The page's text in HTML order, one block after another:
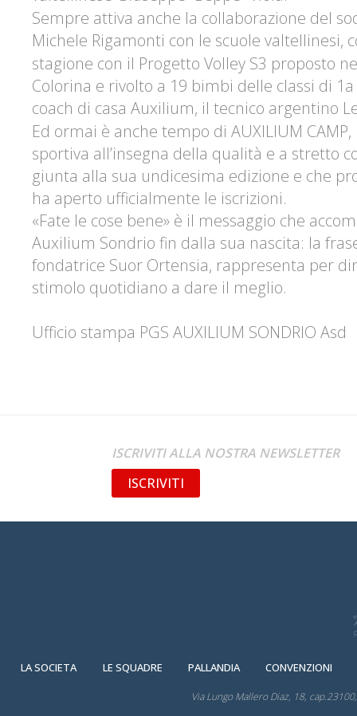
Sempre attiva anche la collaborazione del
Michele Rigamonti con le scuole valtellinesi,
stagione con il Progetto Volley S3 proposto
Colorina e rivolto a 19 bimbi delle classi di
coach di casa Auxilium, il tecnico argentino
Ed ormai è anche tempo di AUXILIUM CAMP
sportiva all’insegna della qualità e a stretto
giunta alla sua undicesima edizione e che
ha aperto ufficialmente le iscrizioni.
«Fate le cose bene» è il messaggio che
Auxilium Sondrio fin dalla sua nascita: la
fondatrice Suor Ortensia, rappresenta per
stimolo quotidiano a dare il meglio.
Ufficio stampa PGS AUXILIUM SONDRIO Asd
ISCRIVITI ALLA NOSTRA NEWSLETTER
ISCRIVITI
LA SOCIETA LE SQUADRE PALLANDIA CONVENZIONI
Via Lungo Mallero Diaz, 18,